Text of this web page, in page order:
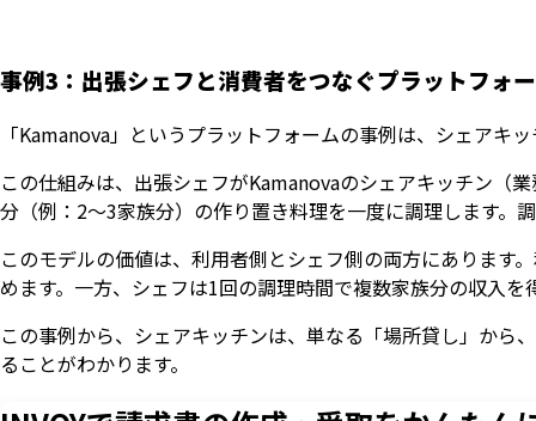
事例3：出張シェフと消費者をつなぐプラットフォ
「Kamanova」というプラットフォームの事例は、シェアキ
この仕組みは、出張シェフがKamanovaのシェアキッチン（
分（例：2〜3家族分）の作り置き料理を一度に調理します。
このモデルの価値は、利用者側とシェフ側の両方にあります
めます。一方、シェフは1回の調理時間で複数家族分の収入
この事例から、シェアキッチンは、単なる「場所貸し」から
ることがわかります。
いますぐ無料登録